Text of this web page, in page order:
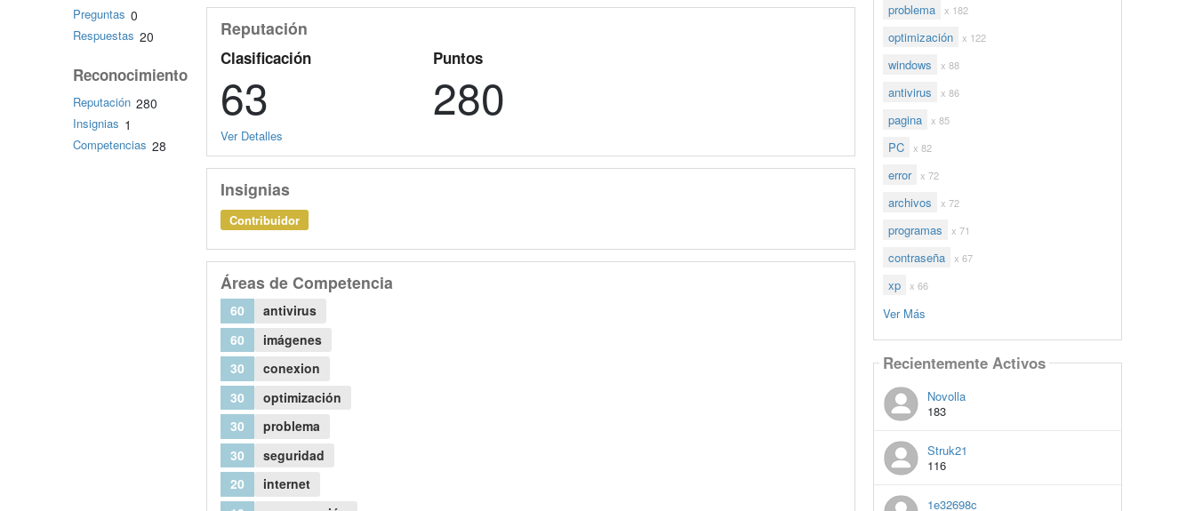
Preguntas 0
Respuestas 20
Reconocimiento
Reputación 280
Insignias 1
Competencias 28
Reputación
Clasificación
63
Puntos
280
Ver Detalles
Insignias
Contribuidor
Áreas de Competencia
60
antivirus
60
imágenes
30
conexion
30
optimización
30
problema
30
seguridad
20
internet
problema x 182
optimización x 122
windows x 88
antivirus x 86
pagina x 85
PC x 82
error x 72
archivos x 72
programas x 71
contraseña x 67
xp x 66
Ver Más
Recientemente Activos
Novolla
183
Struk21
116
1e32698c